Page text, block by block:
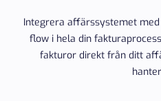
Integrera affärssystemet
flow i hela din
fakturor direkt från ditt